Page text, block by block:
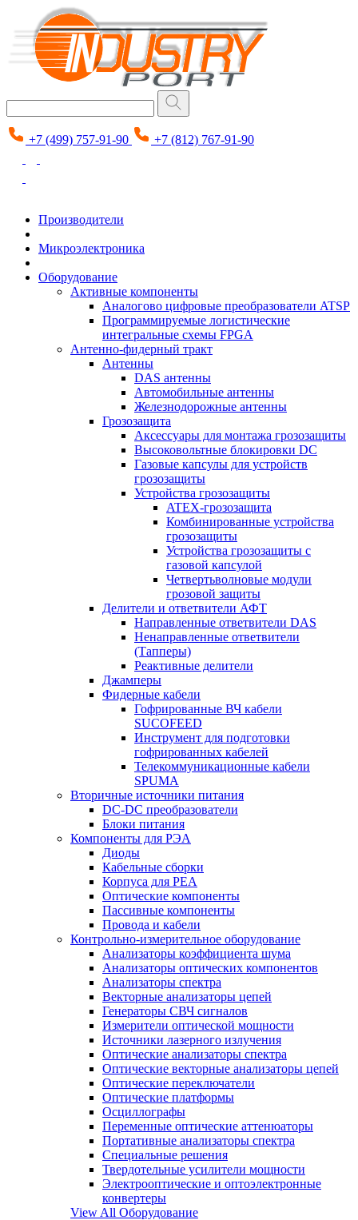
+7 (499) 757-91-90 +7 (812) 767-91-90
Производители
Микроэлектроника
Оборудование
Активные компоненты
Аналогово цифровые преобразователи ATSP
Программируемые логистические
интегральные схемы FPGA
Антенно-фидерный тракт
Антенны
DAS антенны
Автомобильные антенны
Железнодорожные антенны
Грозозащита
Аксессуары для монтажа грозозащиты
Высоковольтные блокировки DC
Газовые капсулы для устройств
грозозащиты
Устройства грозозащиты
ATEX-грозозащита
Комбинированные устройства
грозозащиты
Устройства грозозащиты с
газовой капсулой
Четвертьволновые модули
грозовой защиты
Делители и ответвители АФТ
Направленные ответвители DAS
Ненаправленные ответвители
(Тапперы)
Реактивные делители
Джамперы
Фидерные кабели
Гофрированные ВЧ кабели
SUCOFEED
Инструмент для подготовки
гофрированных кабелей
Телекоммуникационные кабели
SPUMA
Вторичные источники питания
DC-DC преобразователи
Блоки питания
Компоненты для РЭА
Диоды
Кабельные сборки
Корпуса для РЕА
Оптические компоненты
Пассивные компоненты
Провода и кабели
Контрольно-измерительное оборудование
Анализаторы коэффициента шума
Анализаторы оптических компонентов
Анализаторы спектра
Векторные анализаторы цепей
Генераторы СВЧ сигналов
Измерители оптической мощности
Источники лазерного излучения
Оптические анализаторы спектра
Оптические векторные анализаторы цепей
Оптические переключатели
Оптические платформы
Осциллографы
Переменные оптические аттенюаторы
Портативные анализаторы спектра
Специальные решения
Твердотельные усилители мощности
Электрооптические и оптоэлектронные
конвертеры
View All Оборудование